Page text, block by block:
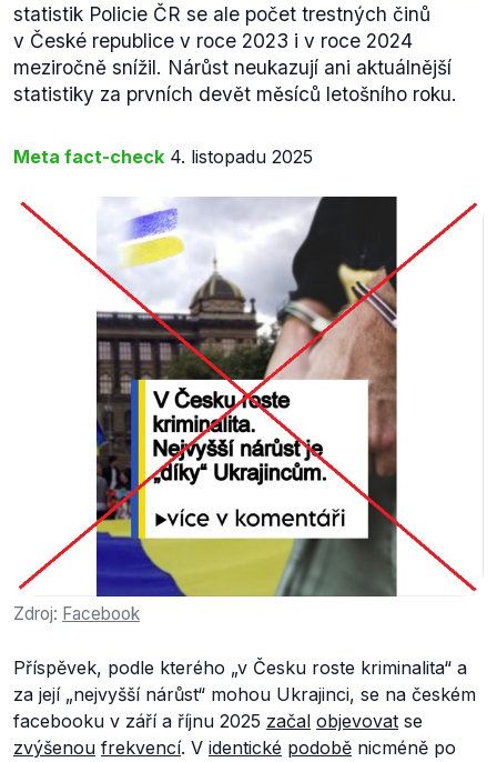
statistik Policie ČR se ale počet trestných činů
v České republice v roce 2023 i v roce 2024
meziročně snížil. Nárůst neukazují ani aktuálnější
statistiky za prvních devět měsíců letošního roku.
Meta fact-check 4. listopadu 2025
Zdroj: Facebook
Příspěvek, podle kterého „v Česku roste kriminalita“ a
za její„nejvyšší nárůst“ mohou Ukrajinci, se na českém
facebooku v září a říjnu 2025 začal objevovat se
zvýšenou frekvencí. V identické podobě nicméně po